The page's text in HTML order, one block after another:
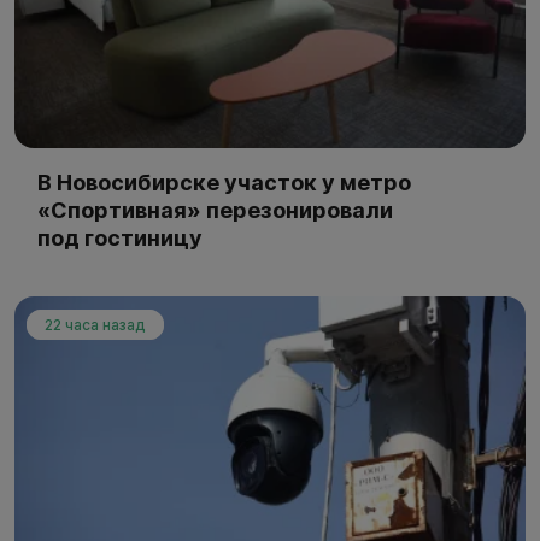
В Новосибирске участок у метро
«Спортивная» перезонировали
под гостиницу
22 часа назад